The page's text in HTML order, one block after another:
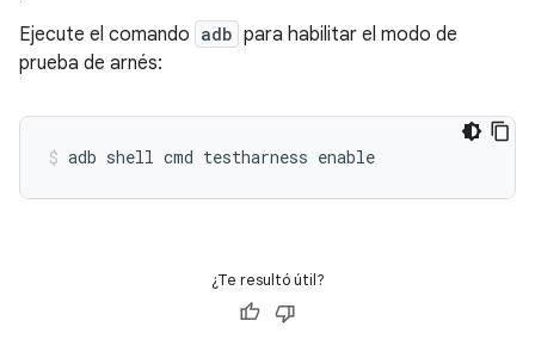
Ejecute el comando adb para habilitar el modo de
prueba de arnés:
adb shell cmd testharness enable
¿Te resultó útil?